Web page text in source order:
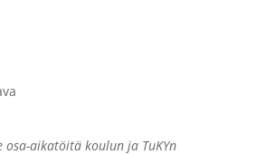
aikatöitä koulun ja TuKYn